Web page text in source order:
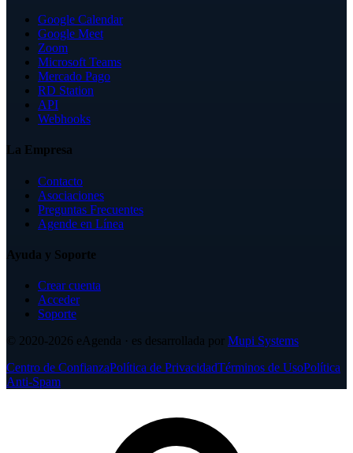
Google Calendar
Google Meet
Zoom
Microsoft Teams
Mercado Pago
RD Station
API
Webhooks
La Empresa
Contacto
Asociaciones
Preguntas Frecuentes
Agende en Línea
Ayuda y Soporte
Crear cuenta
Acceder
Soporte
© 2020-2026 eAgenda · es desarrollada por Mupi Systems
Centro de ConfianzaPolítica de PrivacidadTérminos de UsoPolítica
Anti-Spam